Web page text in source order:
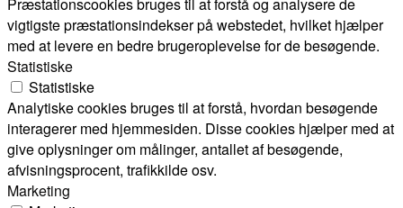
vigtigste præstationsindekser på webstedet, hvilket hjælper
med at levere en bedre brugeroplevelse for de besøgende.
Statistiske
Statistiske
Analytiske cookies bruges til at forstå, hvordan besøgende
interagerer med hjemmesiden. Disse cookies hjælper med at
give oplysninger om målinger, antallet af besøgende,
afvisningsprocent, trafikkilde osv.
Marketing